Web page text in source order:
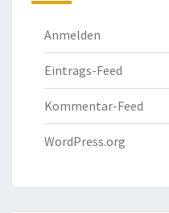
Anmelden
Eintrags-Feed
Kommentar-Feed
WordPress.org